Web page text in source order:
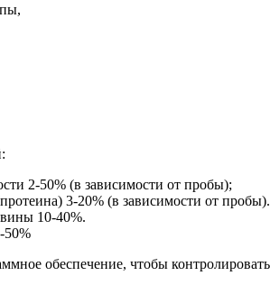
2-50% (в зависимости от пробы);
) 3-20% (в зависимости от пробы).
10-40%.
50%
обеспечение, чтобы